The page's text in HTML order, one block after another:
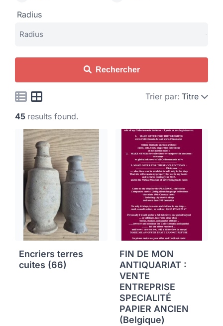
Radius
Rechercher
Trier par: Titre
45 results found.
Encriers terres
cuites (66)
FIN DE MON
ANTIQUARIAT :
VENTE
ENTREPRISE
SPECIALITÉ
PAPIER ANCIEN
(Belgique)